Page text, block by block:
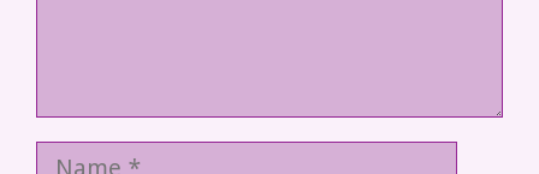
Name